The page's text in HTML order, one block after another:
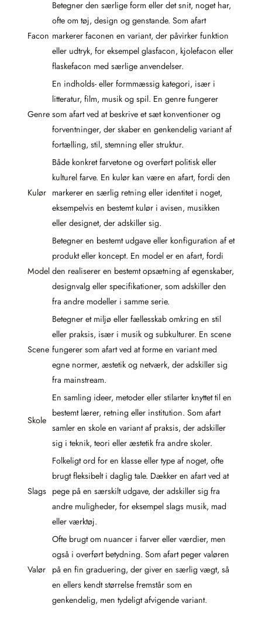
Facon
Betegner den særlige form eller det snit, noget har,
ofte om tøj, design og genstande. Som afart
markerer faconen en variant, der påvirker funktion
eller udtryk, for eksempel glasfacon, kjolefacon eller
flaskefacon med særlige anvendelser.
Genre
En indholds- eller formmæssig kategori, især i
litteratur, film, musik og spil. En genre fungerer
som afart ved at beskrive et sæt konventioner og
forventninger, der skaber en genkendelig variant af
fortælling, stil, stemning eller struktur.
Kulør
Både konkret farvetone og overført politisk eller
kulturel farve. En kulør kan være en afart, fordi den
markerer en særlig retning eller identitet i noget,
eksempelvis en bestemt kulør i avisen, musikken
eller designet, der adskiller sig.
Model
Betegner en bestemt udgave eller konfiguration af et
produkt eller koncept. En model er en afart, fordi
den realiserer en bestemt opsætning af egenskaber,
designvalg eller specifikationer, som adskiller den
fra andre modeller i samme serie.
Scene
Betegner et miljø eller fællesskab omkring en stil
eller praksis, især i musik og subkulturer. En scene
fungerer som afart ved at forme en variant med
egne normer, æstetik og netværk, der adskiller sig
fra mainstream.
Skole
En samling ideer, metoder eller stilarter knyttet til en
bestemt lærer, retning eller institution. Som afart
samler en skole en variant af praksis, der adskiller
sig i teknik, teori eller æstetik fra andre skoler.
Slags
Folkeligt ord for en klasse eller type af noget, ofte
brugt fleksibelt i daglig tale. Dækker en afart ved at
pege på en særskilt udgave, der adskiller sig fra
andre muligheder, for eksempel slags musik, mad
eller værktøj.
Valør
Ofte brugt om nuancer i farver eller værdier, men
også i overført betydning. Som afart peger valøren
på en fin graduering, der giver en særlig vægt, så
en ellers kendt størrelse fremstår som en
genkendelig, men tydeligt afvigende variant.